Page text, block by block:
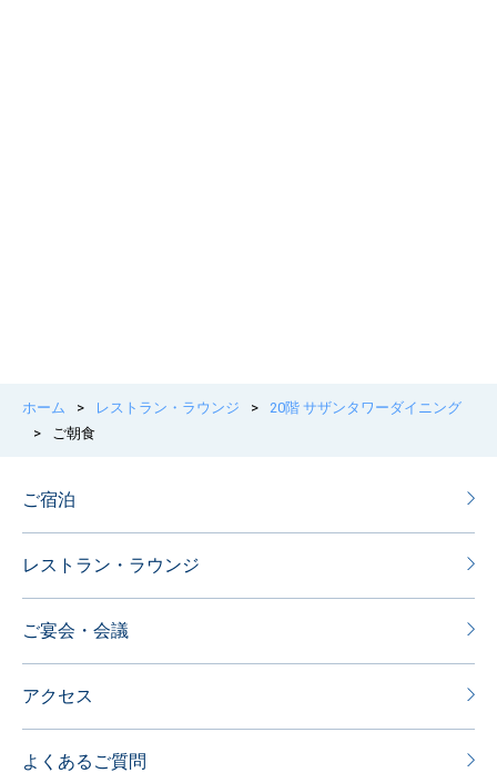
ホーム > レストラン・ラウンジ >
20階 サザンタワーダイニング
>
ご朝食
ご宿泊
レストラン・ラウンジ
ご宴会・会議
アクセス
よくあるご質問